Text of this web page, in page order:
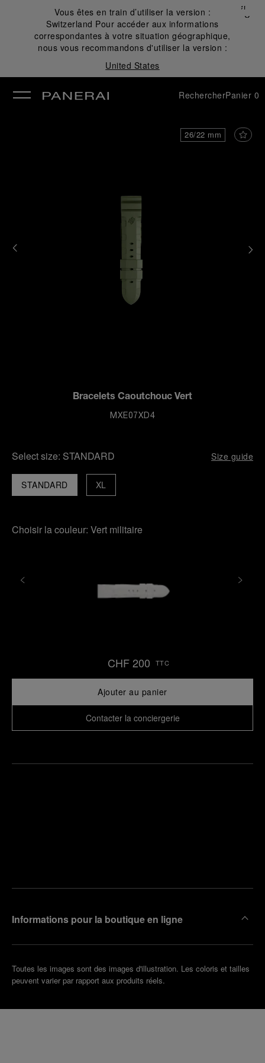
Vous êtes en train d’utiliser la version :
Switzerland Pour accéder aux informations
correspondantes à votre situation géographique,
nous vous recommandons d'utiliser la version :
United States
Fermer
✕
RechercherPanier 0
26/22 mm
Bracelets Caoutchouc Vert
MXE07XD4
Select size: STANDARD Size guide
STANDARD XL
Choisir la couleur: Vert militaire
CHF 200 TTC
Ajouter au panier
Contacter la conciergerie
Informations pour la boutique en ligne
Toutes les images sont des images d'illustration. Les coloris et tailles
peuvent varier par rapport aux produits réels.